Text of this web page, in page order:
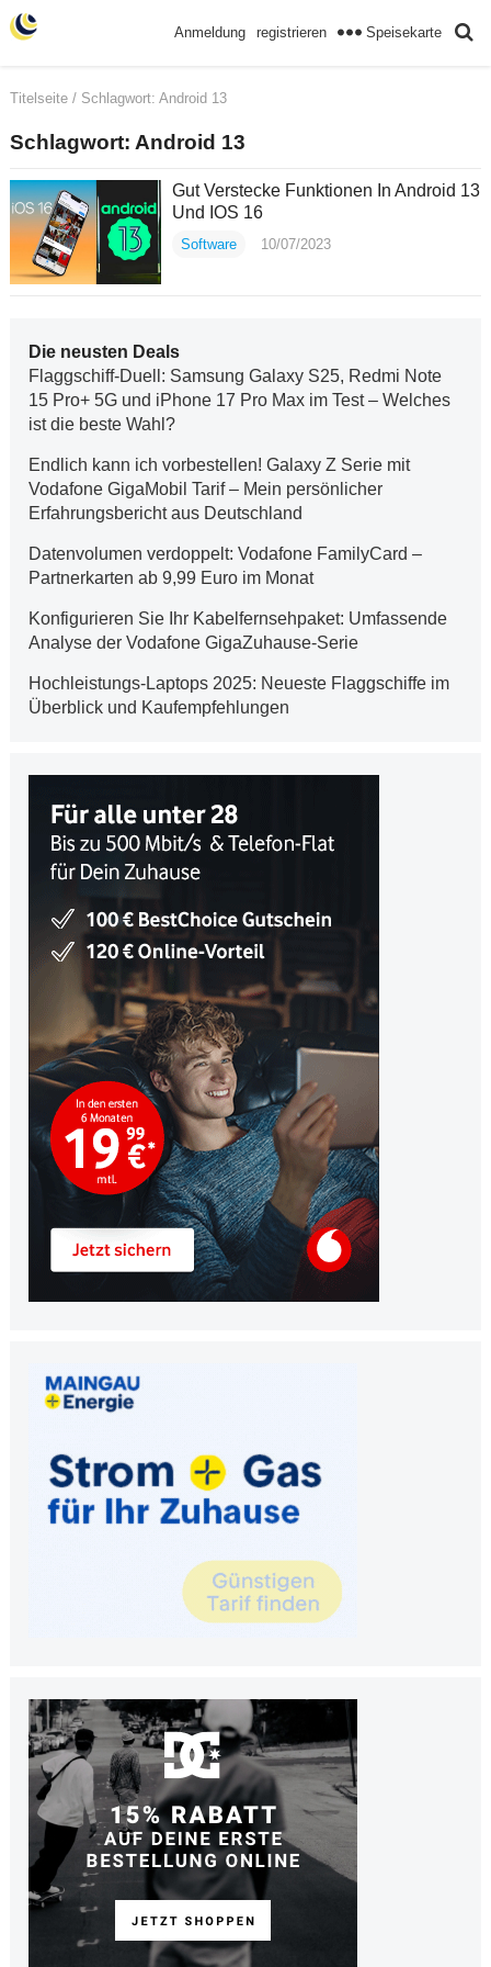
Anmeldung registrieren Speisekarte
Titelseite/ Schlagwort: Android 13
Schlagwort: Android 13
Gut Verstecke Funktionen In Android 13
Und IOS 16
Software 10/07/2023
Die neusten Deals
Flaggschiff-Duell: Samsung Galaxy S25, Redmi Note
15 Pro+ 5G und iPhone 17 Pro Max im Test – Welches
ist die beste Wahl?
Endlich kann ich vorbestellen! Galaxy Z Serie mit
Vodafone GigaMobil Tarif – Mein persönlicher
Erfahrungsbericht aus Deutschland
Datenvolumen verdoppelt: Vodafone FamilyCard –
Partnerkarten ab 9,99 Euro im Monat
Konfigurieren Sie Ihr Kabelfernsehpaket: Umfassende
Analyse der Vodafone GigaZuhause-Serie
Hochleistungs-Laptops 2025: Neueste Flaggschiffe im
Überblick und Kaufempfehlungen